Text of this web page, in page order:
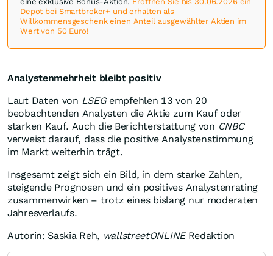
Depot bei Smartbroker+ und erhalten als
Willkommensgeschenk einen Anteil ausgewählter Aktien im
Wert von 50 Euro!
Analystenmehrheit bleibt positiv
Laut Daten von LSEGempfehlen 13 von 20
beobachtenden Analysten die Aktie zum Kauf oder
starken Kauf. Auch die Berichterstattung von CNBC
verweist darauf, dass die positive Analystenstimmung
im Markt weiterhin trägt.
Insgesamt zeigt sich ein Bild, in dem starke Zahlen,
steigende Prognosen und ein positives Analystenrating
zusammenwirken – trotz eines bislang nur moderaten
Jahresverlaufs.
Autorin: Saskia Reh, wallstreetONLINERedaktion